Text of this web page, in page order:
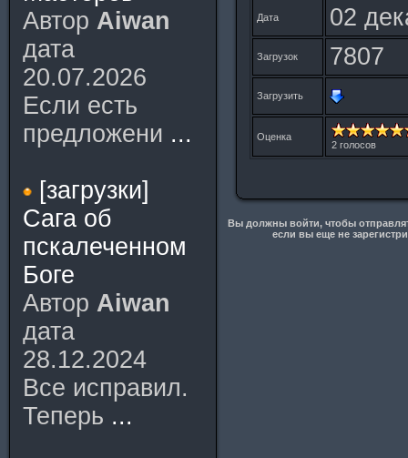
Автор Aiwan
дата
20.07.2026
Если есть
предложени ...
[загрузки]
Сага об
пскалеченном
Боге
Автор Aiwan
дата
28.12.2024
Все исправил.
Теперь ...
Дата 02
Загрузок 7807
Загрузить
Оценка
2 голосов
Вы должны войти, чтобы
если вы еще не